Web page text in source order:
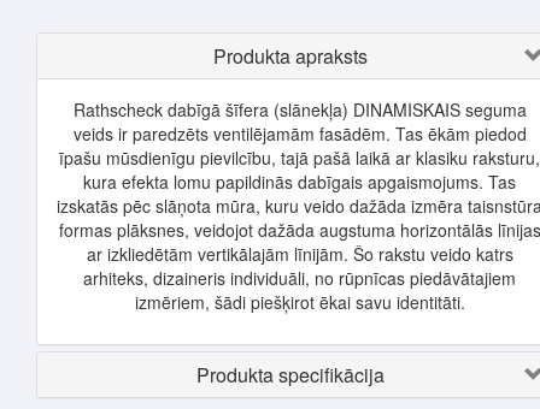
Produkta apraksts
Rathscheck dabīgā šīfera (slānekļa) DINAMISKAIS seguma
veids ir paredzēts ventilējamām fasādēm. Tas ēkām piedod
īpašu mūsdienīgu pievilcību, tajā pašā laikā ar klasiku raksturu,
kura efekta lomu papildinās dabīgais apgaismojums. Tas
izskatās pēc slāņota mūra, kuru veido dažāda izmēra
formas plāksnes, veidojot dažāda augstuma horizontālās līnijas
ar izkliedētām vertikālajām līnijām. Šo rakstu veido katrs
arhiteks, dizaineris individuāli, no rūpnīcas piedāvātajiem
izmēriem, šādi piešķirot ēkai savu identitāti.
Produkta specifikācija